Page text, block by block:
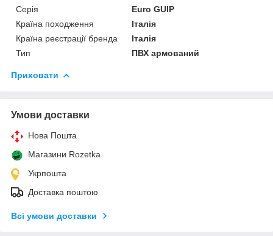
Серія
Euro GUIP
Країна походження
Італія
Країна реєстрації бренда
Італія
Тип
ПВХ армований
Приховати
Умови доставки
Нова Пошта
Магазини Rozetka
Укрпошта
Доставка поштою
Всі умови доставки